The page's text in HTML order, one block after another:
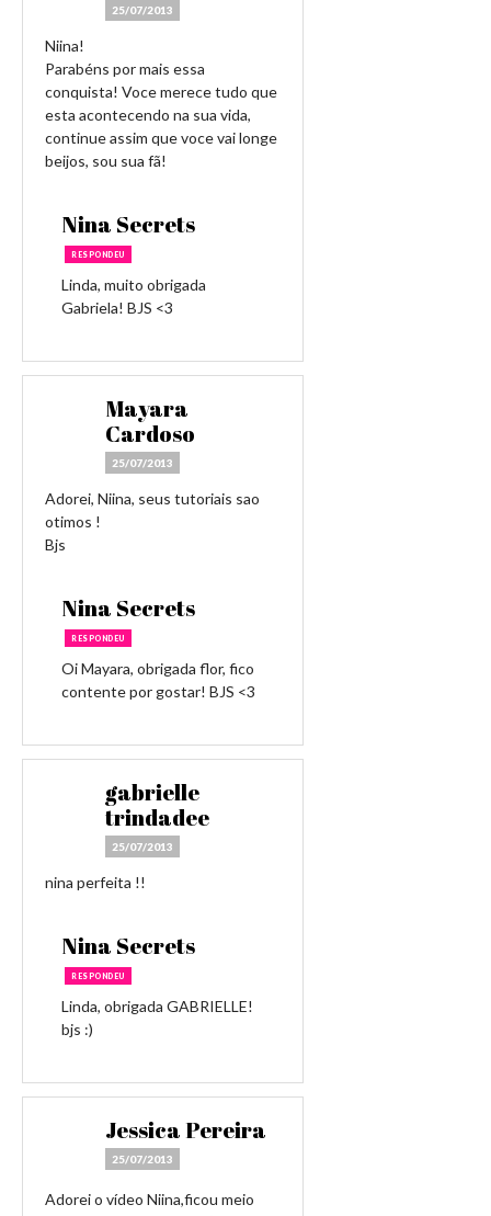
25/07/2013
Niina!
Parabéns por mais essa
conquista! Voce merece tudo que
esta acontecendo na sua vida,
continue assim que voce vai longe
beijos, sou sua fã!
Nina Secrets
RESPONDEU
Linda, muito obrigada
Gabriela! BJS <3
Mayara
Cardoso
25/07/2013
Adorei, Niina, seus tutoriais sao
otimos !
Bjs
Nina Secrets
RESPONDEU
Oi Mayara, obrigada flor, fico
contente por gostar! BJS <3
gabrielle
trindadee
25/07/2013
nina perfeita !!
Nina Secrets
RESPONDEU
Linda, obrigada GABRIELLE!
bjs :)
Jessica Pereira
25/07/2013
Adorei o vídeo Niina,ficou meio